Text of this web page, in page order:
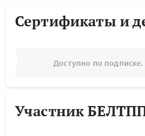
Сертификаты и
Доступно по подписке.
Участник